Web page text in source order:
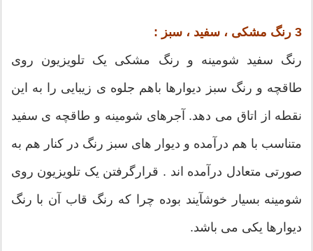
3 رنگ مشکی ، سفید ، سبز :
رنگ سفید شومینه و رنگ مشکی یک تلویزیون روی
طاقچه و رنگ سبز دیوارها باهم جلوه ی زیبایی را به این
نقطه از اتاق می دهد. آجرهای شومینه و طاقچه ی سفید
متناسب با هم درآمده و دیوار های سبز رنگ در کنار هم به
صورتی متعادل درآمده اند . قرارگرفتن یک تلویزیون روی
شومینه بسیار خوشآیند بوده چرا که رنگ قاب آن با رنگ
دیوارها یکی می باشد.